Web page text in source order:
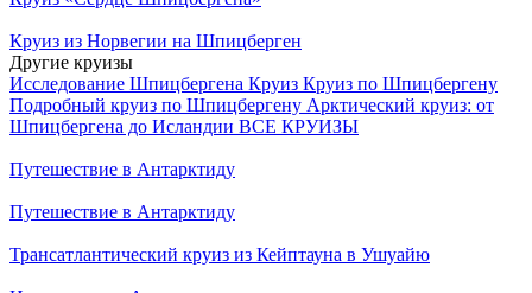
Круиз из Норвегии на Шпицберген
Другие круизы
Исследование Шпицбергена Круиз Круиз по Шпицбергену
Подробный круиз по Шпицбергену Арктический круиз: от
Шпицбергена до Исландии ВСЕ КРУИЗЫ
Путешествие в Антарктиду
Путешествие в Антарктиду
Трансатлантический круиз из Кейптауна в Ушуайю